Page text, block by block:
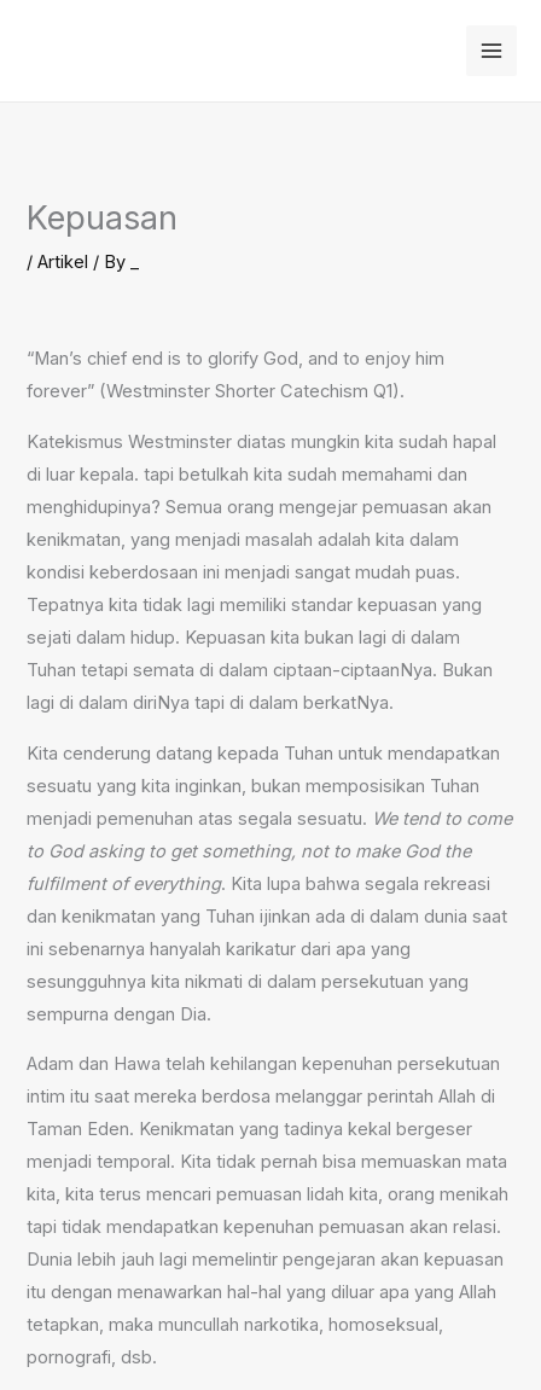
Kepuasan
/Artikel / By
“Man’s chief end is to glorify God, and to enjoy him
forever” (Westminster Shorter Catechism Q1).
Katekismus Westminster diatas mungkin kita sudah hapal
di luar kepala. tapi betulkah kita sudah memahami dan
menghidupinya? Semua orang mengejar pemuasan akan
kenikmatan, yang menjadi masalah adalah kita dalam
kondisi keberdosaan ini menjadi sangat mudah puas.
Tepatnya kita tidak lagi memiliki standar kepuasan yang
sejati dalam hidup. Kepuasan kita bukan lagi di dalam
Tuhan tetapi semata di dalam ciptaan-ciptaanNya. Bukan
lagi di dalam diriNya tapi di dalam berkatNya.
Kita cenderung datang kepada Tuhan untuk mendapatkan
sesuatu yang kita inginkan, bukan memposisikan Tuhan
menjadi pemenuhan atas segala sesuatu. We tend to come
to God asking to get something, not to make God the
fulfilment of everything. Kita lupa bahwa segala rekreasi
dan kenikmatan yang Tuhan ijinkan ada di dalam dunia saat
ini sebenarnya hanyalah karikatur dari apa yang
sesungguhnya kita nikmati di dalam persekutuan yang
sempurna dengan Dia.
Adam dan Hawa telah kehilangan kepenuhan persekutuan
intim itu saat mereka berdosa melanggar perintah Allah di
Taman Eden. Kenikmatan yang tadinya kekal bergeser
menjadi temporal. Kita tidak pernah bisa memuaskan mata
kita, kita terus mencari pemuasan lidah kita, orang menikah
tapi tidak mendapatkan kepenuhan pemuasan akan relasi.
Dunia lebih jauh lagi memelintir pengejaran akan kepuasan
itu dengan menawarkan hal-hal yang diluar apa yang Allah
tetapkan, maka muncullah narkotika, homoseksual,
pornografi, dsb.